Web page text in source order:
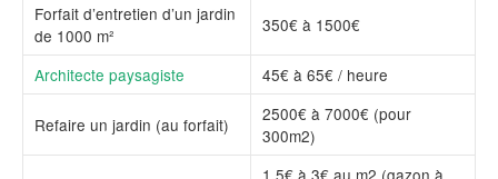
Forfait d’entretien d’un jardin
de 1000 m²
350€ à 1500€
Architecte paysagiste 45€ à 65€ / heure
Refaire un jardin (au forfait)
2500€ à 7000€ (pour
300m2)
1,5€ à 3€ au m2 (gazon à